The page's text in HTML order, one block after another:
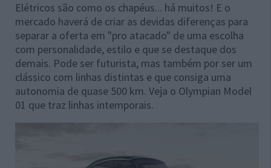
Elétricos são como os chapéus... há muitos! E o
mercado haverá de criar as devidas diferenças para
separar a oferta em "pro atacado" de uma escolha
com personalidade, estilo e que se destaque dos
demais. Pode ser futurista, mas também por ser um
clássico com linhas distintas e que consiga uma
autonomia de quase 500 km. Veja o Olympian Model
01 que traz linhas intemporais.